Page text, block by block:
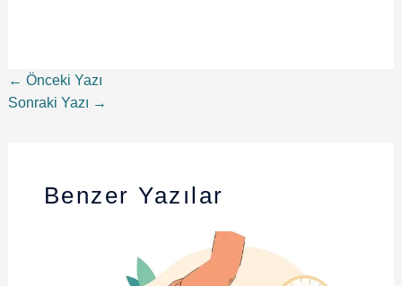
← Önceki Yazı
Sonraki Yazı →
Benzer Yazılar